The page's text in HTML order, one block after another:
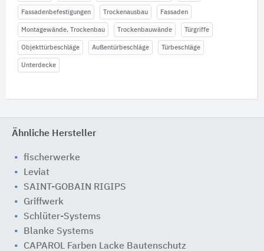
Fassadenbefestigungen Trockenausbau Fassaden
Montagewände, Trockenbau Trockenbauwände Türgriffe
Objekttürbeschläge Außentürbeschläge Türbeschläge
Unterdecke
Ähnliche Hersteller
fischerwerke
Leviat
SAINT-GOBAIN RIGIPS
Griffwerk
Schlüter-Systems
Blanke Systems
CAPAROL Farben Lacke Bautenschutz